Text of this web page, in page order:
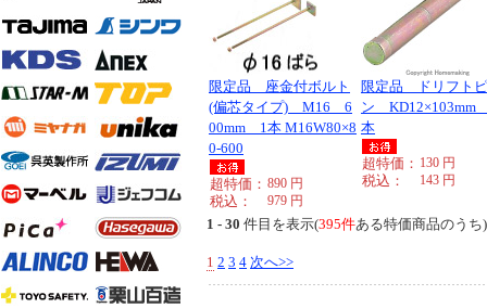
限定品 座金付ボルト
(偏芯タイプ) M16 6
00mm 1本 M16W80×8
0-600
超特価： 890 円
税込： 979 円
限定品 ドリフトピ
ン
本
超特価： 130 円
税込： 143 円
1 - 30 件目を表示(395件ある特価商品のうち)
1 2 3 4 次へ>>